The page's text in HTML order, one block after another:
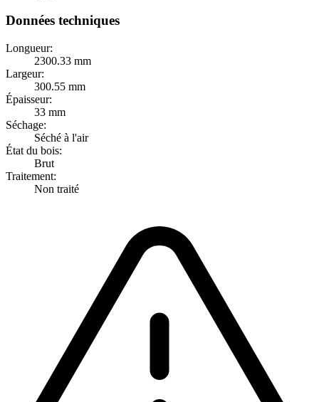
Données techniques
Longueur:
2300.33 mm
Largeur:
300.55 mm
Épaisseur:
33 mm
Séchage:
Séché à l'air
État du bois:
Brut
Traitement:
Non traité